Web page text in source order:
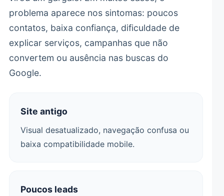
problema aparece nos sintomas: poucos
contatos, baixa confiança, dificuldade de
explicar serviços, campanhas que não
convertem ou ausência nas buscas do
Google.
Site antigo
Visual desatualizado, navegação confusa ou
baixa compatibilidade mobile.
Poucos leads